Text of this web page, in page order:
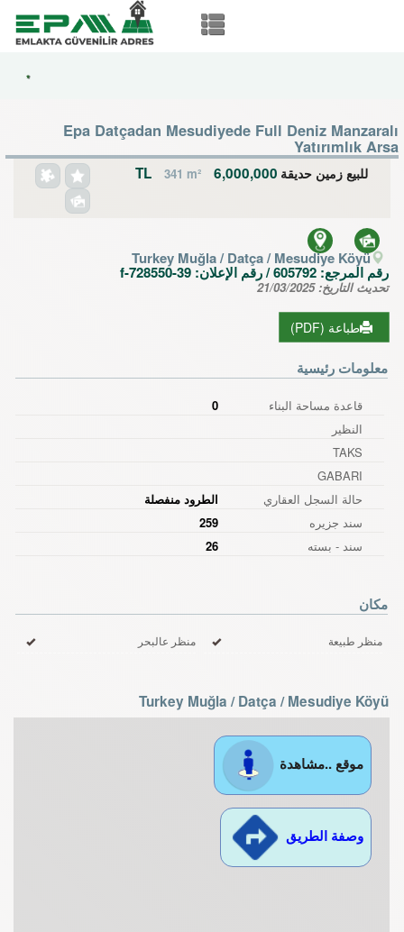
*
Epa Datçadan Mesudiyede Full Deniz Manzaralı
Yatırımlık Arsa
للبيع زمین حديقة 6,000,000 TL
341 m²
Turkey Muğla / Datça/ Mesudiye Köyü
رقم المرجع: 605792/ رقم الإعلان: f-728550-39
تحديث التاريخ:21/03/2025
طباعة (PDF)
معلومات رئيسية
قاعدة مساحة البناء
0
النظير
TAKS
GABARI
حالة السجل العقاري
الطرود منفصلة
سند جزیره
259
سند - بسته
26
مكان
منظر عالبحر منظر طبيعة
Turkey Muğla / Datça / Mesudiye Köyü
موقع ..مشاهدة
وصفة الطريق